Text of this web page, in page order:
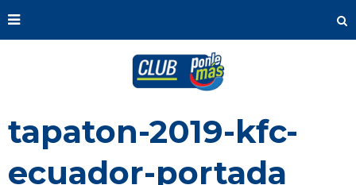
tapaton-2019-kfc-
ecuador-portada